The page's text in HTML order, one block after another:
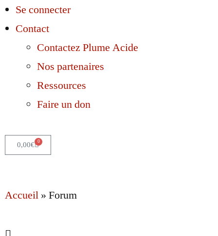
Se connecter
Contact
Contactez Plume Acide
Nos partenaires
Ressources
Faire un don
0,00€ 0
Accueil » Forum